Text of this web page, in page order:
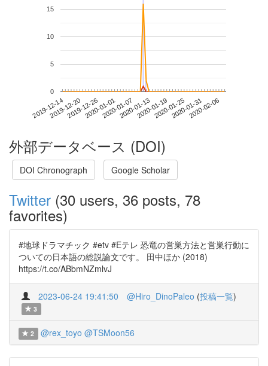
2019-12-142019-12-202019-12-262020-01-012020-01-072020-01-132020-01-192020-01-252020-01-312020-02-06
0
5
10
15
外部データベース (DOI)
DOI Chronograph Google Scholar
Twitter (30 users, 36 posts, 78
favorites)
#地球ドラマチック #etv #Eテレ 恐竜の営巣方法と営巣行動に
ついての日本語の総説論文です。 田中ほか (2018)
https://t.co/ABbmNZmlvJ
2023-06-24 19:41:50 @Hiro_DinoPaleo (投稿一覧)
3
2 @rex_toyo @TSMoon56